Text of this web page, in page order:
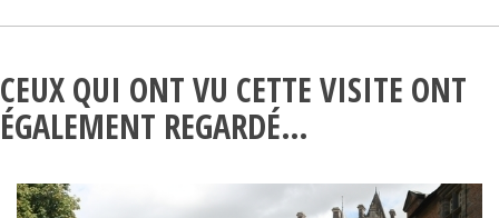
CEUX QUI ONT VU CETTE VISITE ONT
ÉGALEMENT REGARDÉ…